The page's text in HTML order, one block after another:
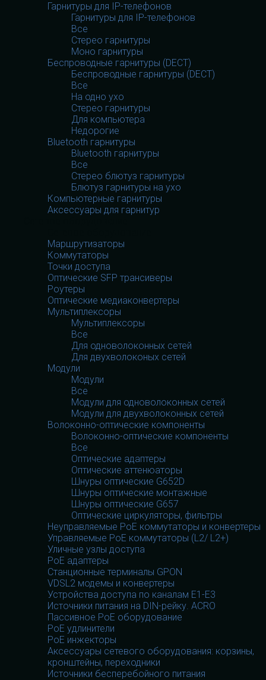
Гарнитуры для IP-телефонов
Гарнитуры для IP-телефонов
Все
Стерео гарнитуры
Моно гарнитуры
Беспроводные гарнитуры (DECT)
Беспроводные гарнитуры (DECT)
Все
На одно ухо
Стерео гарнитуры
Для компьютера
Недорогие
Bluetooth гарнитуры
Bluetooth гарнитуры
Все
Стерео блютуз гарнитуры
Блютуз гарнитуры на ухо
Компьютерные гарнитуры
Аксессуары для гарнитур
Маршрутизаторы
Коммутаторы
Точки доступа
Оптические SFP трансиверы
Роутеры
Оптические медиаконвертеры
Мультиплексоры
Мультиплексоры
Все
Для одноволоконных сетей
Для двухволоконых сетей
Модули
Модули
Все
Модули для одноволоконных сетей
Модули для двухволоконных сетей
Волоконно-оптические компоненты
Волоконно-оптические компоненты
Все
Оптические адаптеры
Оптические аттенюаторы
Шнуры оптические G652D
Шнуры оптические монтажные
Шнуры оптические G657
Оптические циркуляторы, фильтры
Неуправляемые PoE коммутаторы и конвертеры
Управляемые PoE коммутаторы (L2/ L2+)
Уличные узлы доступа
PoE адаптеры
Станционные терминалы GPON
VDSL2 модемы и конвертеры
Устройства доступа по каналам E1-E3
Источники питания на DIN-рейку. ACRO
Пассивное PoE оборудование
PoE удлинители
PoE инжекторы
Аксессуары сетевого оборудования: корзины,
кронштейны, переходники
Источники бесперебойного питания